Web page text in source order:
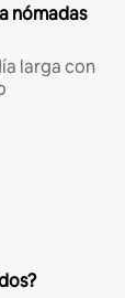
nómadas
larga con